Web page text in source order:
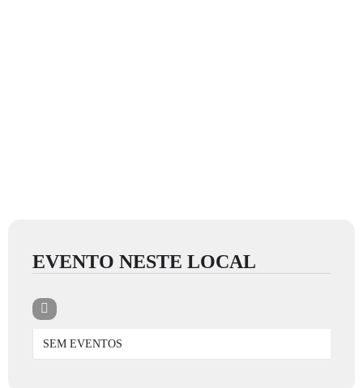
EVENTO NESTE LOCAL
SEM EVENTOS